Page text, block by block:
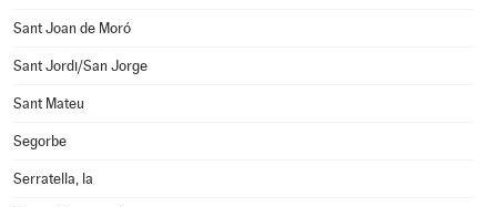
Sant Joan de Moró
Sant Jordi/San Jorge
Sant Mateu
Segorbe
Serratella, la